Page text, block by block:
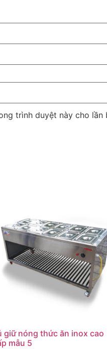
trình duyệt này cho lần
giữ nóng thức ăn inox cao
mẫu 5